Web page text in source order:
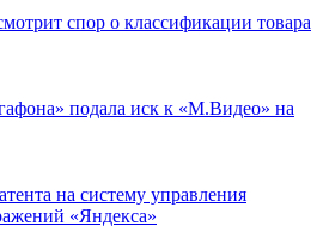
спор о классификации товара
подала иск к «М.Видео» на
на систему управления
«Яндекса»